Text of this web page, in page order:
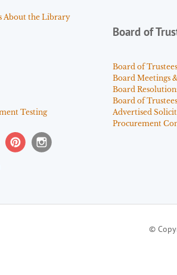
About the Library
Testing
Board of
Board of
Board Meetings
Board
Board of
Advertised
Procurement
©